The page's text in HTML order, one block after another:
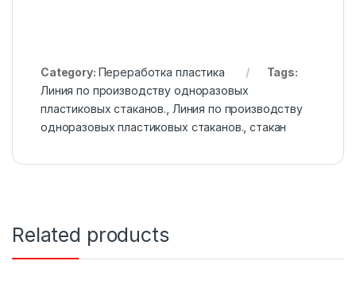
Category: Переработка пластика
Tags:
Линия по производству одноразовых
пластиковых стаканов. Линия по производству
одноразовых пластиковых стаканов. ,стакан
Related products